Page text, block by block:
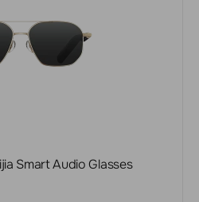
Smart Audio Glasses